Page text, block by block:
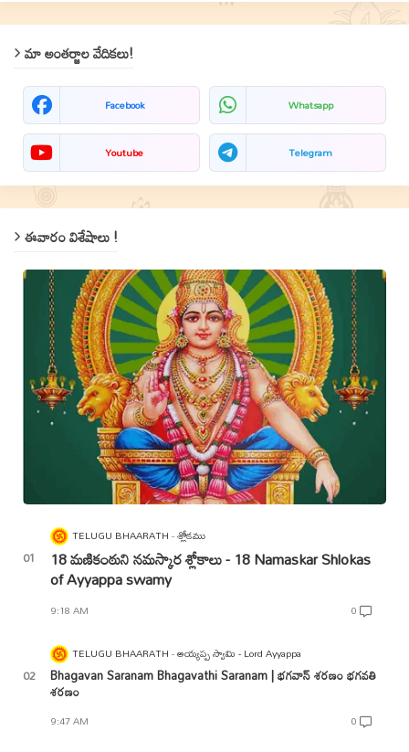
మా అంతర్జాల వేదికలు!
Facebook Whatsapp
Youtube Telegram
ఈవారం విశేషాలు !
TELUGU BHAARATH శ్లోకము
18 మణికంఠుని నమస్కార శ్లోకాలు - 18 Namaskar Shlokas
of Ayyappa swamy
9:18 AM 0
TELUGU BHAARATH అయ్యప్ప స్వామి - Lord Ayyappa
Bhagavan Saranam Bhagavathi Saranam | భగవాన్ శరణం భగవతి
శరణం
9:47 AM 0